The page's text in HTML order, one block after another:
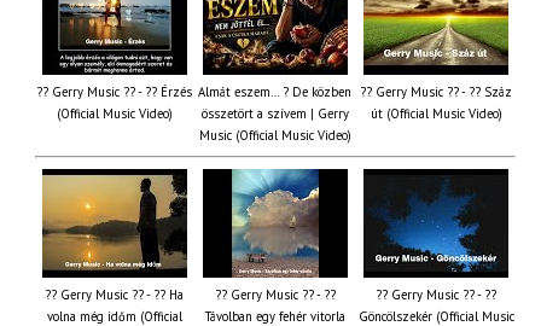
?? Gerry Music ?? - ?? Érzés
(Official Music Video)
Almát eszem… ? De közben
összetört a szívem | Gerry
Music (Official Music Video)
?? Gerry Music ?? - ?? Száz
út (Official Music Video)
?? Gerry Music ?? - ?? Ha
volna még időm (Official
?? Gerry Music ?? - ??
Távolban egy fehér vitorla
?? Gerry Music ?? - ??
Göncölszekér (Official Music